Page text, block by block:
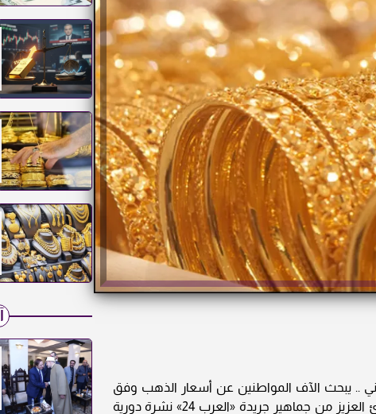
الإثنين 22/9/2025 بالجنيه السوداني .. يبحث الآف المواطنين عن أسعار الذهب وفق
اهتمامات البيع والشراء، وكذا الاستثمار؛ وعليه نقدم لك أيها القارئ العزيز من جماهير جريدة «العرب 24» نشرة دورية